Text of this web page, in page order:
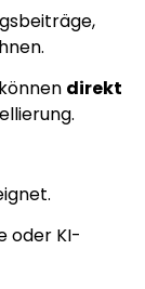
direkt
oder KI-